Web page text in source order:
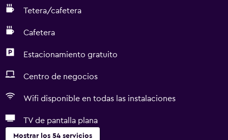
Tetera/cafetera
Cafetera
Estacionamiento gratuito
Centro de negocios
Wifi disponible en todas las instalaciones
TV de pantalla plana
Mostrar los 54 servicios